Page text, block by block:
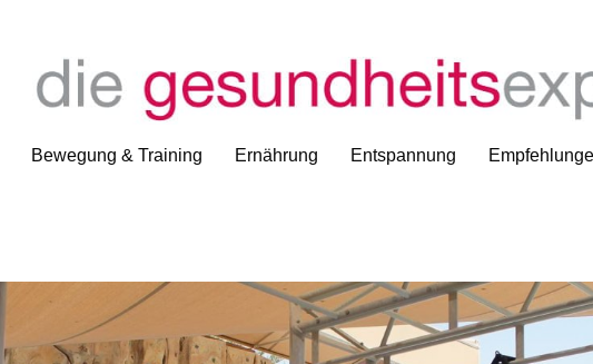
Bewegung & Training Ernährung Entspannung